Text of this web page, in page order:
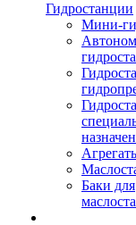
Гидростанции
Мини-
Баки для